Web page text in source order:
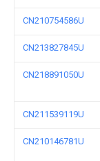
CN210754586U
CN213827845U
CN218891050U
CN211539119U
CN210146781U